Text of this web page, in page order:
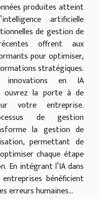
produites atteint
artificielle
de gestion de
offrent aux
pour optimiser,
stratégiques.
innovations en IA
ouvrez la porte à de
votre entreprise.
de gestion
la gestion de
permettant de
chaque étape
En intégrant l’IA dans
bénéficient
erreurs humaines...